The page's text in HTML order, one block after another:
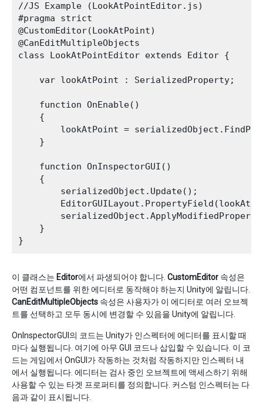
//JS Example (LookAtPointEditor.js)
#pragma strict
@CustomEditor(LookAtPoint)
@CanEditMultipleObjects
class LookAtPointEditor extends Editor {
    var lookAtPoint : SerializedProperty;
    function OnEnable()
    {
lookAtPoint =
    }
    function OnInspectorGUI()
    {
        serializedObject.Update();
    }
이 클래스는 Editor에서 파생되어야 합니다. CustomEditor 속성은
어떤 컴포넌트를 위한 에디터로 동작해야 하는지 Unity에 알립니다.
CanEditMultipleObjects 속성은 사용자가 이 에디터로 여러 오브젝
트를 선택하고 모두 동시에 변경할 수 있음을 Unity에 알립니다.
OnInspectorGUI의 코드는 Unity가 인스펙터에 에디터를 표시할 때
마다 실행됩니다. 여기에 아무 GUI 코드나 삽입할 수 있습니다. 이 코
드는 게임에서 OnGUI가 작동하는 것처럼 작동하지만 인스펙터 내
에서 실행됩니다. 에디터는 검사 중인 오브젝트에 액세스하기 위해
사용할 수 있는 타겟 프로퍼티를 정의합니다. 커스텀 인스펙터는 다
음과 같이 표시됩니다.